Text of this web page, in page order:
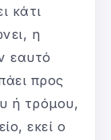
κάτι
η
εαυτό
προς
ή τρόμου,
εκεί ο